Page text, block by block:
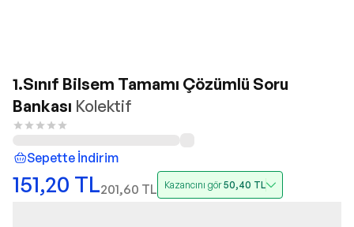
1.Sınıf Bilsem Tamamı Çözümlü Soru
Bankası Kolektif
Sepette İndirim
151,20 TL201,60 TL Kazancını gör50,40 TL